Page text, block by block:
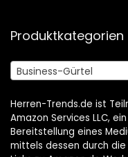
Produktkategorien
Business-Gürtel
Herren-Trends.de ist
Amazon Services LLC,
Bereitstellung eines
mittels dessen durch